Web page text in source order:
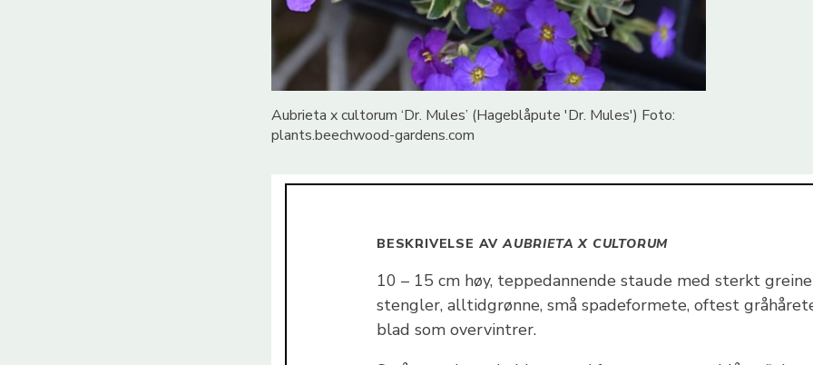
Aubrieta x cultorum ‘Dr. Mules’ (Hageblåpute 'Dr. Mules') Foto:
plants.beechwood-gardens.com
BESKRIVELSE AVAUBRIETA X CULTORUM
10 – 15 cm høy, teppedannende staude med sterkt
stengler, alltidgrønne, små spadeformete, oftest
blad som overvintrer.